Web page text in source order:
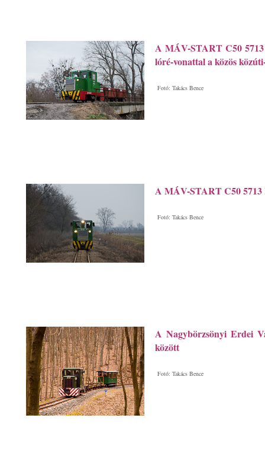
A MÁV-START C50 5713
lóré-vonattal a közös
Fotó: Takács Bence
A MÁV-START C50 5713
Fotó: Takács Bence
A Nagybörzsönyi Erdei
között
Fotó: Takács Bence